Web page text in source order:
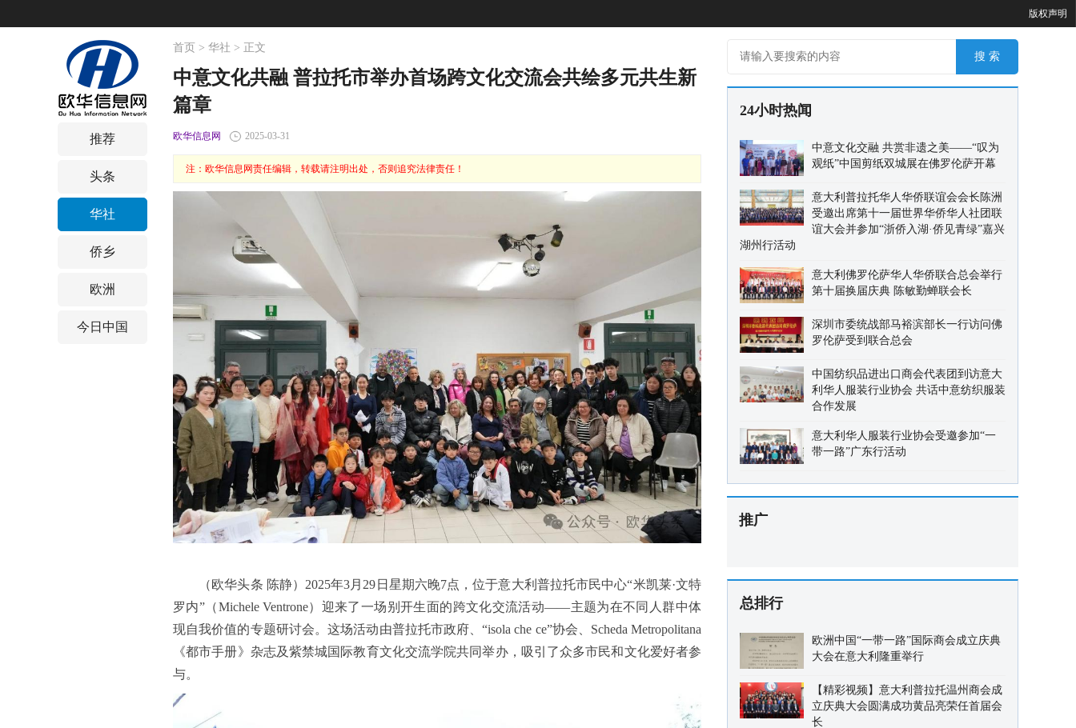
版权声明
24小时热闻
中意文化交融 共赏非遗之美——“叹为
观纸”中国剪纸双城展在佛罗伦萨开幕
意大利普拉托华人华侨联谊会会长陈洲
受邀出席第十一届世界华侨华人社团联
谊大会并参加“浙侨入湖·侨见青绿”嘉兴
湖州行活动
意大利佛罗伦萨华人华侨联合总会举行
第十届换届庆典 陈敏勤蝉联会长
深圳市委统战部马裕滨部长一行访问佛
罗伦萨受到联合总会
中国纺织品进出口商会代表团到访意大
利华人服装行业协会 共话中意纺织服装
合作发展
意大利华人服装行业协会受邀参加“一
带一路”广东行活动
推广
总排行
欧洲中国“一带一路”国际商会成立庆典
大会在意大利隆重举行
【精彩视频】意大利普拉托温州商会成
立庆典大会圆满成功黄品亮荣任首届会
长
推荐
头条
华社
侨乡
欧洲
今日中国
首页 > 华社 > 正文
中意文化共融 普拉托市举办首场跨文化交流会共绘多元共生新
篇章
欧华信息网 2025-03-31
注：欧华信息网责任编辑，转载请注明出处，否则追究法律责任！
（欧华头条 陈静）2025年3月29日星期六晚7点，位于意大利普拉托市民中心“米凯莱·文特
罗内”（Michele Ventrone）迎来了一场别开生面的跨文化交流活动——主题为在不同人群中体
现自我价值的专题研讨会。这场活动由普拉托市政府、“isola che ce”协会、Scheda Metropolitana
《都市手册》杂志及紫禁城国际教育文化交流学院共同举办，吸引了众多市民和文化爱好者参
与。